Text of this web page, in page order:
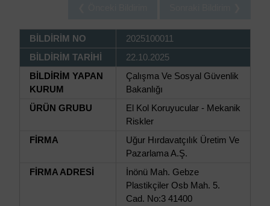
BİLDİRİM NO
2025100011
BİLDİRİM TARİHİ
22.10.2025
BİLDİRİM YAPAN
KURUM
Çalışma Ve Sosyal Güvenlik
Bakanlığı
ÜRÜN GRUBU
El Kol Koruyucular - Mekanik
Riskler
FİRMA
Uğur Hırdavatçılık Üretim Ve
Pazarlama A.Ş.
FİRMA ADRESİ
İnönü Mah. Gebze
Plastikçiler Osb Mah. 5.
Cad. No:3 41400